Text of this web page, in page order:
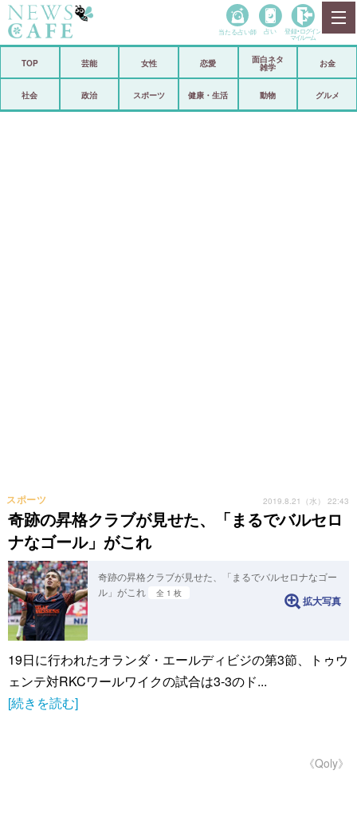
政治
当たる占い師 占い 登録• ログイン
マイルーム
TOP 芸能 女性 恋愛
面白ネタ
雑学
お金
社会 政治 スポーツ 健康・生活 動物 グルメ
奇跡の昇格クラブが見せた、「まるでバルセロ
ナなゴール」がこれ
スポーツ 2019.8.21（水） 22:43
奇跡の昇格クラブが見せた、「まるでバルセロナなゴー
ル」がこれ
全 1 枚
拡大写真
19日に行われたオランダ・エールディビジの第3節、トゥウ
ェンテ対RKCワールワイクの試合は3-3のド...
[続きを読む]
《Qoly》